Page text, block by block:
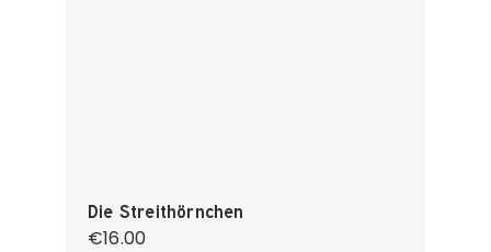
Die Streithörnchen
Regular price:
€16.00